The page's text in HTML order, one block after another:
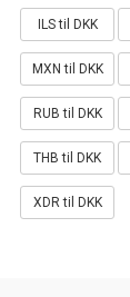
ILS til DKK
MXN til DKK
RUB til DKK
THB til DKK
XDR til DKK